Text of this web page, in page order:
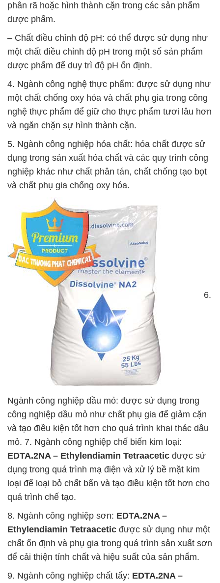
phân rã hoặc hình thành cặn trong các sản phẩm
dược phẩm.
– Chất điều chỉnh độ pH: có thể được sử dụng như
một chất điều chỉnh độ pH trong một số sản phẩm
dược phẩm để duy trì độ pH ổn định.
4. Ngành công nghệ thực phẩm: được sử dụng như
một chất chống oxy hóa và chất phụ gia trong công
nghệ thực phẩm để giữ cho thực phẩm tươi lâu hơn
và ngăn chặn sự hình thành cặn.
5. Ngành công nghiệp hóa chất: hóa chất được sử
dụng trong sản xuất hóa chất và các quy trình công
nghiệp khác như chất phân tán, chất chống tạo bọt
và chất phụ gia chống oxy hóa.
6.
Ngành công nghiệp dầu mỏ: được sử dụng trong
công nghiệp dầu mỏ như chất phụ gia để giảm cặn
và tạo điều kiện tốt hơn cho quá trình khai thác dầu
mỏ. 7. Ngành công nghiệp chế biến kim loại:
EDTA.2NA – Ethylendiamin Tetraacetic được sử
dụng trong quá trình mạ điện và xử lý bề mặt kim
loại để loại bỏ chất bẩn và tạo điều kiện tốt hơn cho
quá trình chế tạo.
8. Ngành công nghiệp sơn: EDTA.2NA –
Ethylendiamin Tetraacetic được sử dụng như một
chất ổn định và phụ gia trong quá trình sản xuất sơn
để cải thiện tính chất và hiệu suất của sản phẩm.
9. Ngành công nghiệp chất tẩy: EDTA.2NA –